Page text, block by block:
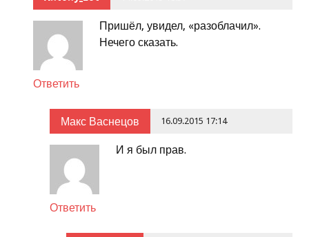
Пришёл, увидел, «разоблачил».
Нечего сказать.
Ответить
Макс Васнецов 16.09.2015 17:14
И я был прав.
Ответить